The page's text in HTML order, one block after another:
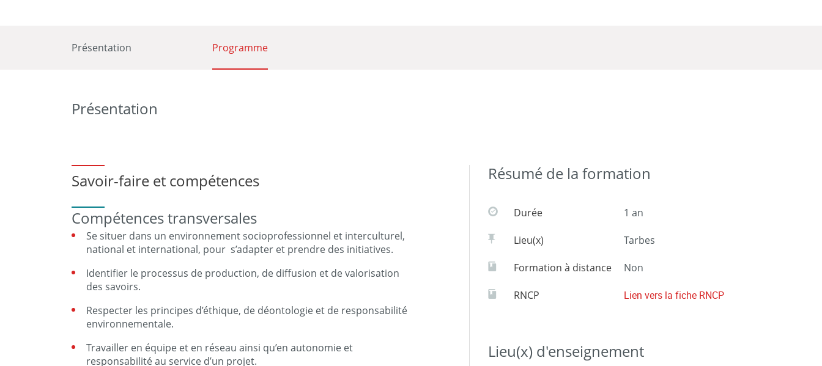
Présentation Programme
Présentation
Savoir-faire et compétences
Compétences transversales
Se situer dans un environnement socioprofessionnel et interculturel,
national et international, pour s’adapter et prendre des initiatives.
Identifier le processus de production, de diffusion et de valorisation
des savoirs.
Respecter les principes d’éthique, de déontologie et de responsabilité
environnementale.
Travailler en équipe et en réseau ainsi qu’en autonomie et
responsabilité au service d’un projet.
Résumé de la formation
Durée 1 an
Lieu(x) Tarbes
Formation à distance Non
RNCP Lien vers la fiche RNCP
Lieu(x) d'enseignement